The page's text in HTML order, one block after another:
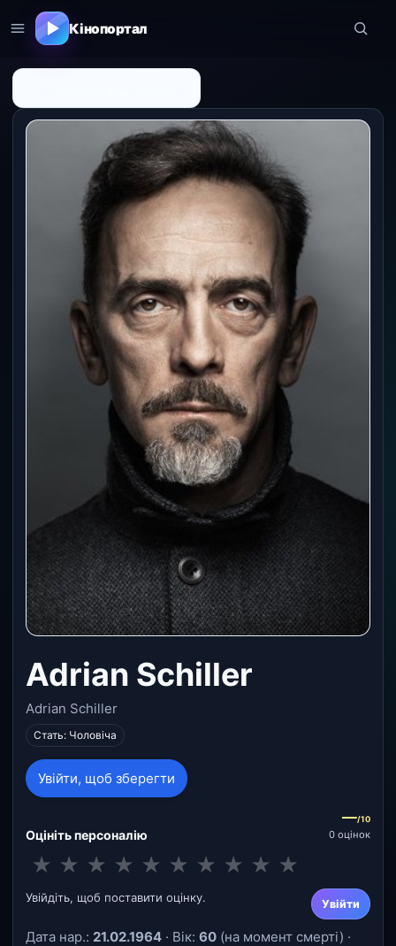
Кінопортал
Adrian Schiller
Adrian Schiller
Стать: Чоловіча
Увійти, щоб зберегти
Оцініть персоналію
—/10
0 оцінок
★ ★ ★ ★ ★ ★ ★ ★ ★ ★
Увійдіть, щоб поставити оцінку. Увійти
Дата нар.: 21.02.1964 · Вік: 60 (на момент смерті) ·